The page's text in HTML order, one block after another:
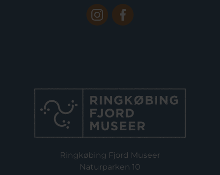
Ringkøbing Fjord Museer
Naturparken 10